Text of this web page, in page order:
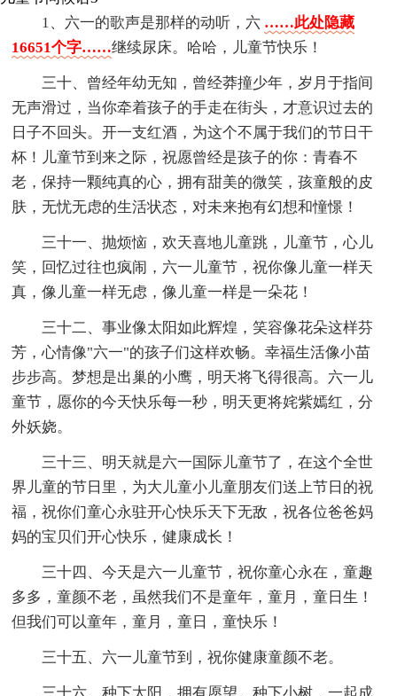
1、六一的歌声是那样的动听，六 ……此处隐藏
16651个字……继续尿床。哈哈，儿童节快乐！
三十、曾经年幼无知，曾经莽撞少年，岁月于指间
无声滑过，当你牵着孩子的手走在街头，才意识过去的
日子不回头。开一支红酒，为这个不属于我们的节日干
杯！儿童节到来之际，祝愿曾经是孩子的你：青春不
老，保持一颗纯真的心，拥有甜美的微笑，孩童般的皮
肤，无忧无虑的生活状态，对未来抱有幻想和憧憬！
三十一、抛烦恼，欢天喜地儿童跳，儿童节，心儿
笑，回忆过往也疯闹，六一儿童节，祝你像儿童一样天
真，像儿童一样无虑，像儿童一样是一朵花！
三十二、事业像太阳如此辉煌，笑容像花朵这样芬
芳，心情像"六一"的孩子们这样欢畅。幸福生活像小苗
步步高。梦想是出巢的小鹰，明天将飞得很高。六一儿
童节，愿你的今天快乐每一秒，明天更将姹紫嫣红，分
外妖娆。
三十三、明天就是六一国际儿童节了，在这个全世
界儿童的节日里，为大儿童小儿童朋友们送上节日的祝
福，祝你们童心永驻开心快乐天下无敌，祝各位爸爸妈
妈的宝贝们开心快乐，健康成长！
三十四、今天是六一儿童节，祝你童心永在，童趣
多多，童颜不老，虽然我们不是童年，童月，童日生！
但我们可以童年，童月，童日，童快乐！
三十五、六一儿童节到，祝你健康童颜不老。